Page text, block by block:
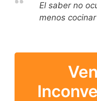
El saber no
menos cocinar